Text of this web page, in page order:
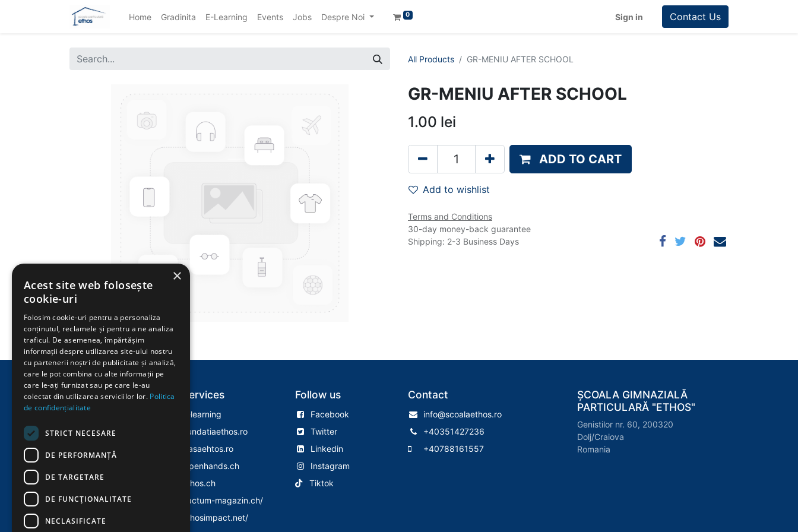
Home Gradinita E-Learning Events Jobs Despre Noi 0 Sign in Contact Us
All Products GR-MENIU AFTER SCHOOL
GR-MENIU AFTER SCHOOL
1.00 lei
ADD TO CART
Add to wishlist
Terms and Conditions
30-day money-back guarantee
Shipping: 2-3 Business Days
Explore
Despre Noi
Evenimente
Politica Cookies
Politica Confidentialitate
Services
E-learning
Fundatiaethos.ro
Casaehtos.ro
Openhands.ch
Ethos.ch
Factum-magazin.ch/
Ethosimpact.net/
Follow us
Facebook
Twitter
Linkedin
Instagram
Tiktok
Contact
info@scoalaethos.ro
+40351427236
+40788161557
ȘCOALA GIMNAZIALĂ
PARTICULARĂ "ETHOS"
Genistilor nr. 60, 200320
Dolj/Craiova
Romania
×
Acest site web folosește
cookie-uri
Folosim cookie-uri pentru a personaliza
conținutul, reclamele și pentru a ne analiza
traficul. De asemenea, împărtășim
informații despre utilizarea site-ului nostru
cu partenerii noștri de publicitate și analiză,
care le pot combina cu alte informații pe
care le-ați furnizat sau pe care le-au
colectat din utilizarea serviciilor lor. Politica
de confidențialitate
STRICT NECESARE
DE PERFORMANȚĂ
DE TARGETARE
DE FUNCŢIONALITATE
NECLASIFICATE